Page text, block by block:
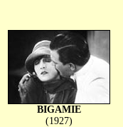
BIGAMIE
(1927)